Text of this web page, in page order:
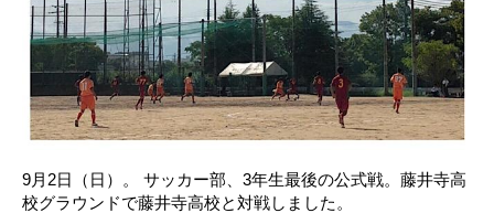
9月2日（日）。 サッカー部、3年生最後の公式戦。藤井寺高
校グラウンドで藤井寺高校と対戦しました。